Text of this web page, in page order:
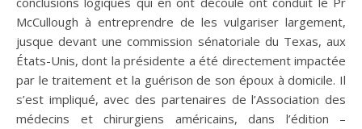
McCullough à entreprendre de les vulgariser largement,
jusque devant une commission sénatoriale du Texas, aux
États-Unis, dont la présidente a été directement impactée
par le traitement et la guérison de son époux à domicile. Il
s’est impliqué, avec des partenaires de l’Association des
médecins et chirurgiens américains, dans l’édition –